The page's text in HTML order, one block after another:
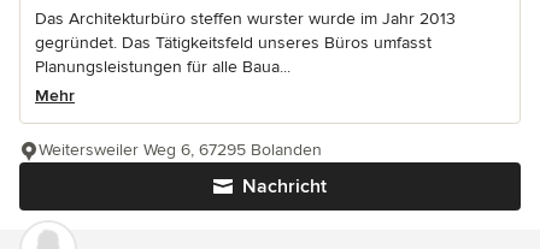
Das Architekturbüro steffen wurster wurde im Jahr 2013
gegründet. Das Tätigkeitsfeld unseres Büros umfasst
Planungsleistungen für alle Baua...
Mehr
Nachricht
Weitersweiler Weg 6, 67295 Bolanden